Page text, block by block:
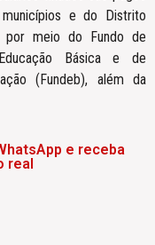
e do Distrito
por meio do Fundo de
Básica e de
(Fundeb), além da
e receba
real